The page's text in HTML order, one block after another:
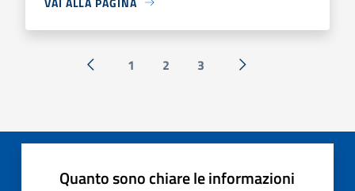
« Precedente
1 2 3 Successiva »
Quanto sono chiare le informazioni